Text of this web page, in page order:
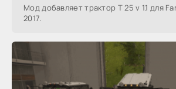
Мод добавляет трактор Т 25 v 1.1 для
2017.